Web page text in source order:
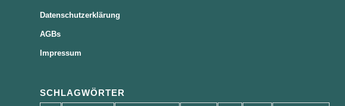
Datenschutzerklärung
AGBs
Impressum
SCHLAGWÖRTER